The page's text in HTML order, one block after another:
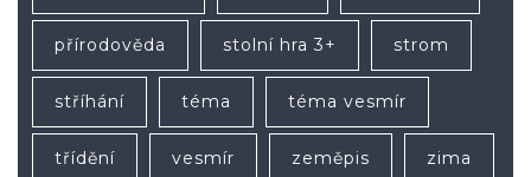
přírodověda stolní hra 3+ strom
stříhání téma téma vesmír
třídění vesmír zeměpis zima